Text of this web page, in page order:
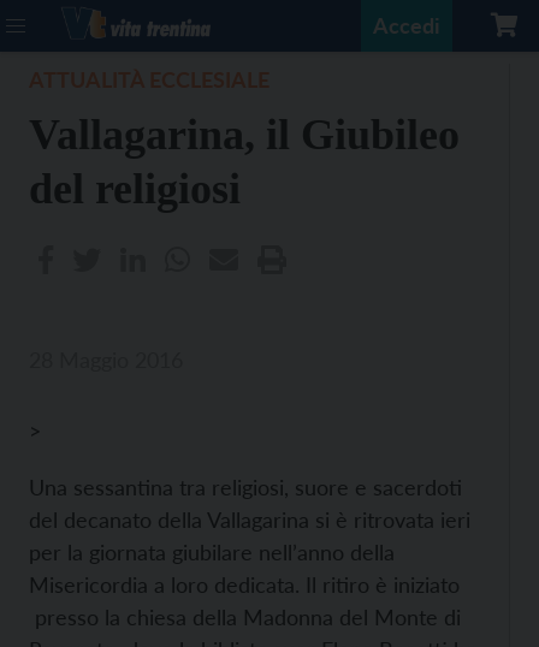
Accedi
Vallagarina, il Giubileo
del religiosi
>
Una sessantina tra religiosi, suore e sacerdoti
del decanato della Vallagarina si è ritrovata ieri
per la giornata giubilare nell’anno della
Misericordia a loro dedicata. Il ritiro è iniziato
presso la chiesa della Madonna del Monte di